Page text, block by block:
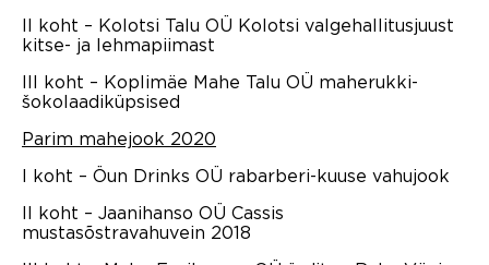
II koht – Kolotsi Talu OÜ Kolotsi valgehallitusjuust
kitse- ja lehmapiimast
III koht – Koplimäe Mahe Talu OÜ maherukki-
šokolaadiküpsised
Parim mahejook 2020
I koht – Öun Drinks OÜ rabarberi-kuuse vahujook
II koht – Jaanihanso OÜ Cassis
mustasõstravahuvein 2018